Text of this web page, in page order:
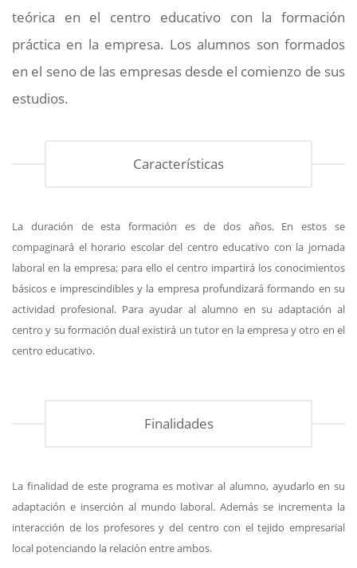
teórica en el centro educativo con la formación
práctica en la empresa. Los alumnos son formados
en el seno de las empresas desde el comienzo de sus
estudios.
Características
La duración de esta formación es de dos años. En estos se
compaginará el horario escolar del centro educativo con la jornada
laboral en la empresa; para ello el centro impartirá los conocimientos
básicos e imprescindibles y la empresa profundizará formando en su
actividad profesional. Para ayudar al alumno en su adaptación al
centro y su formación dual existirá un tutor en la empresa y otro en el
centro educativo.
Finalidades
La finalidad de este programa es motivar al alumno, ayudarlo en su
adaptación e inserción al mundo laboral. Además se incrementa la
interacción de los profesores y del centro con el tejido empresarial
local potenciando la relación entre ambos.